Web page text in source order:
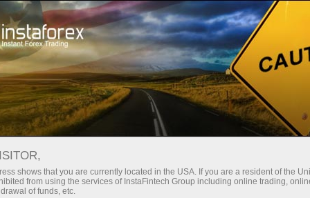
Dành cho Nhà giao dịch
Phân tích Forex
13.04.2026 09:57 AM
shows that you are currently located in the USA. If you are a resident of the
from using the services of InstaFintech Group including online trading,
of funds, etc.